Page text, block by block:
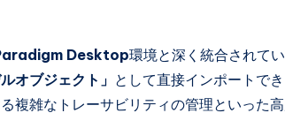
Desktop環境と深く統合されて
オブジェクト」 として直接インポートで
複雑なトレーサビリティの管理といった